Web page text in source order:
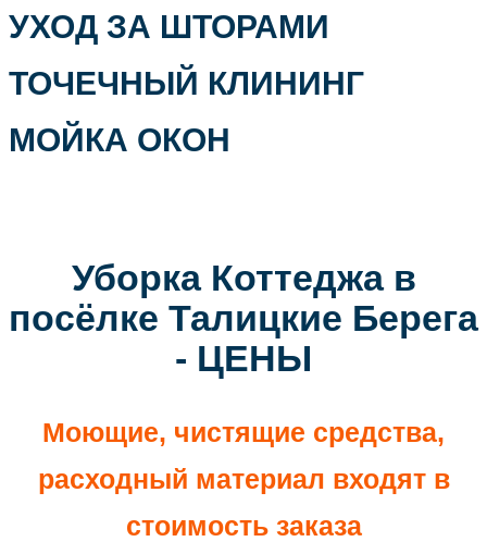
УХОД ЗА ШТОРАМИ
ТОЧЕЧНЫЙ КЛИНИНГ
МОЙКА ОКОН
Уборка Коттеджа в
посёлке Талицкие Берега
- ЦЕНЫ
Моющие, чистящие средства,
расходный материал входят в
стоимость заказа